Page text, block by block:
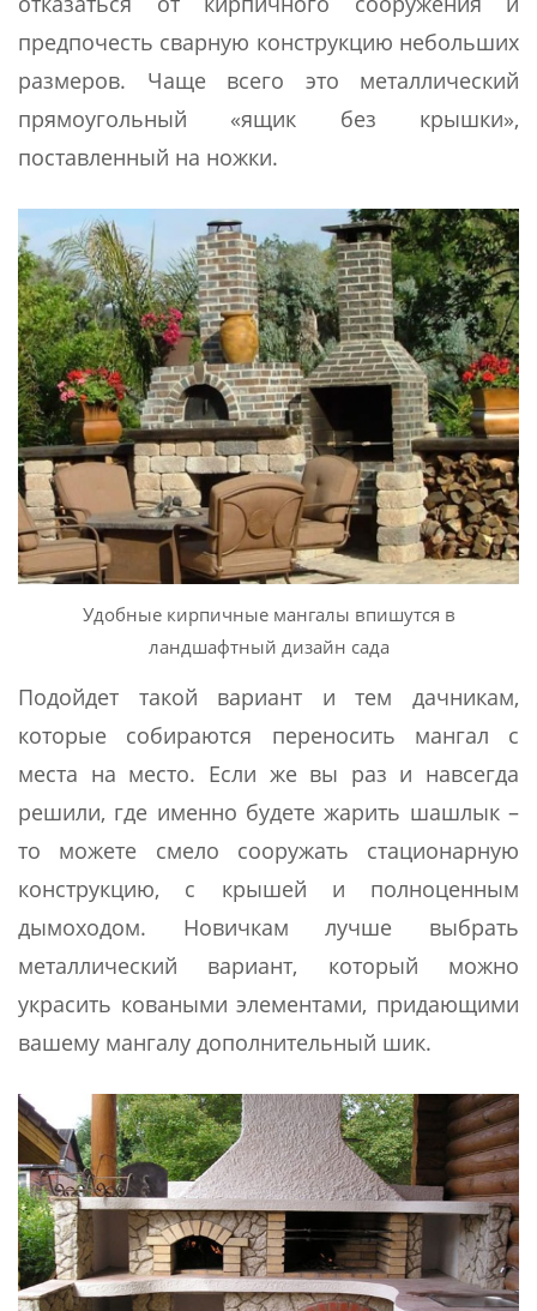
предпочесть сварную конструкцию небольших
размеров. Чаще всего это металлический
прямоугольный «ящик без крышки»,
поставленный на ножки.
Удобные кирпичные мангалы впишутся в
ландшафтный дизайн сада
Подойдет такой вариант и тем дачникам,
которые собираются переносить мангал с
места на место. Если же вы раз и навсегда
решили, где именно будете жарить шашлык –
то можете смело сооружать стационарную
конструкцию, с крышей и полноценным
дымоходом. Новичкам лучше выбрать
металлический вариант, который можно
украсить коваными элементами, придающими
вашему мангалу дополнительный шик.